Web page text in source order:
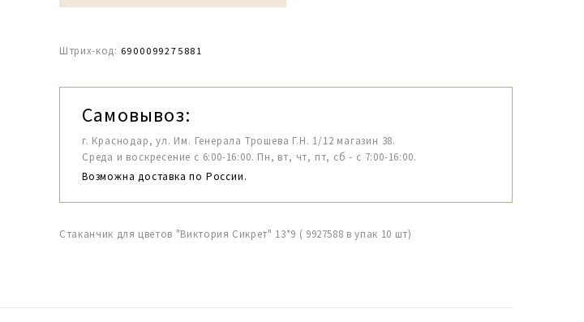
Штрих-код: 6900099275881
Самовывоз:
г. Краснодар, ул. Им. Генерала Трошева Г.Н. 1/12 магазин 38.
Среда и воскресение с 6:00-16:00. Пн, вт, чт, пт, сб - с 7:00-16:00.
Возможна доставка по России.
Стаканчик для цветов "Виктория Сикрет" 13*9 ( 9927588 в упак 10 шт)